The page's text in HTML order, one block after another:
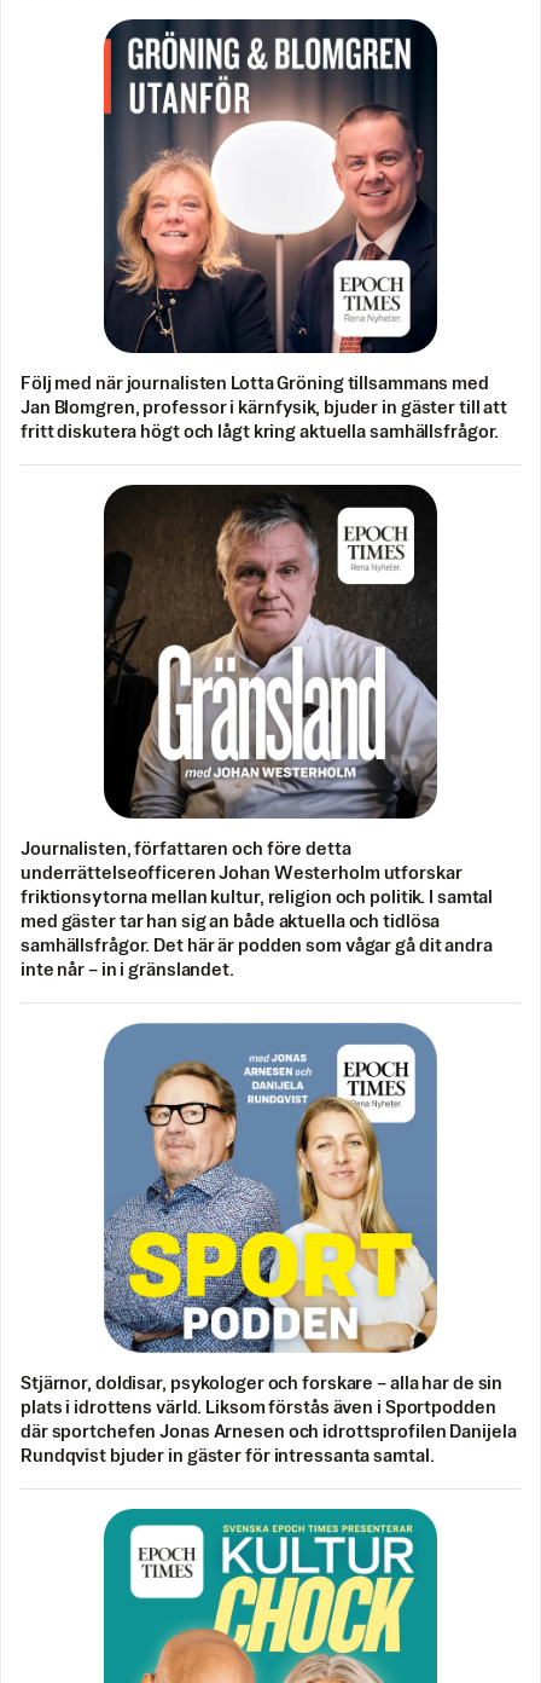
Följ med när journalisten Lotta Gröning tillsammans med
Jan Blomgren, professor i kärnfysik, bjuder in gäster till att
fritt diskutera högt och lågt kring aktuella samhällsfrågor.
Journalisten, författaren och före detta
underrättelseofficeren Johan Westerholm utforskar
friktionsytorna mellan kultur, religion och politik. I samtal
med gäster tar han sig an både aktuella och tidlösa
samhällsfrågor. Det här är podden som vågar gå dit andra
inte når – in i gränslandet.
Stjärnor, doldisar, psykologer och forskare – alla har de sin
plats i idrottens värld. Liksom förstås även i Sportpodden
där sportchefen Jonas Arnesen och idrottsprofilen Danijela
Rundqvist bjuder in gäster för intressanta samtal.